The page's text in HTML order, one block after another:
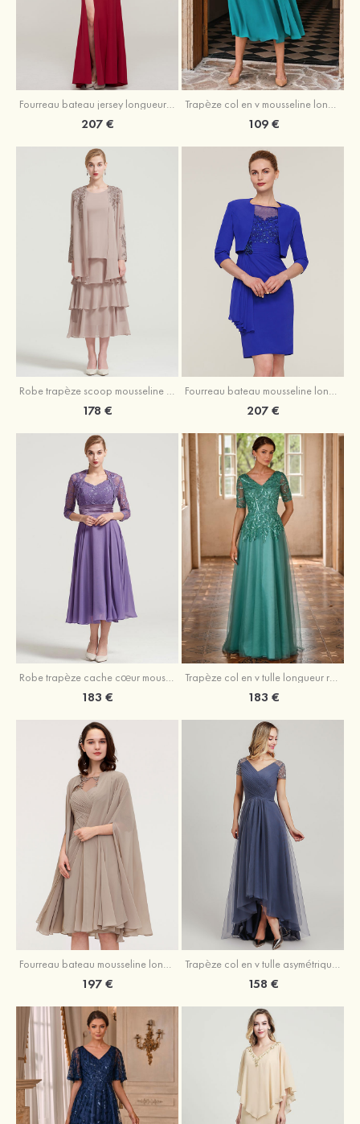
207 € 109 €
Robe trapèze scoop mousseline longueur mollet robe de mère de la mariée avec appliqué volants veste
178 €
Fourreau bateau mousseline longueur genou robe de mère de la mariée avec appliqué perle plissé veste
207 €
Robe trapèze cache cœur mousseline longueur mollet robe de mère de la mariée avec plissé veste
183 €
Trapèze col en v tulle longueur ras du sol robe de mère de la mariée avec perles paillettes
183 €
Fourreau bateau mousseline longueur genou robe de mère de la mariée avec appliqué plissé veste
197 €
Trapèze col en v tulle asymétrique robe de mère de la mariée
158 €